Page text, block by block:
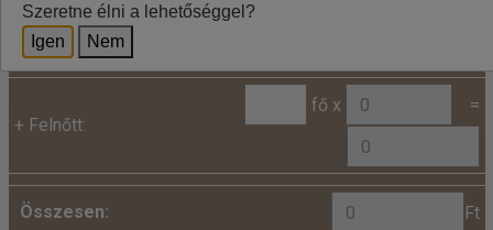
szíveskedjenek!
Ár:
+ Felnőtt:
fő x =
Összesen: Ft
Szeretne élni a lehetőséggel?
Igen
Nem